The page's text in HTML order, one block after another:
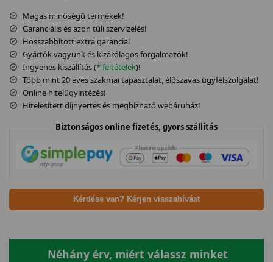
Magas minőségű termékek!
Garanciális és azon túli szervizelés!
Hosszabbított extra garancia!
Gyártók vagyunk és kizárólagos forgalmazók!
Ingyenes kiszállítás (* feltételek)!
Több mint 20 éves szakmai tapasztalat, élőszavas ügyfélszolgálat!
Online hitelügyintézés!
Hitelesített díjnyertes és megbízható webáruház!
Biztonságos online fizetés, gyors szállítás
Kérdése van? Kérjen visszahívást
Néhány érv, miért válassz minket